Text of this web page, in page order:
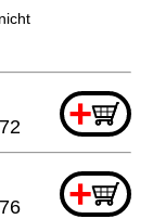
bestellbar
+
+